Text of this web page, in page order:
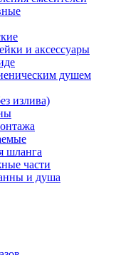
и аксессуары
душем
излива)
шланга
части
и душа